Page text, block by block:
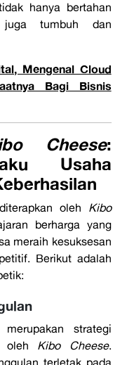
hanya bertahan
tumbuh dan
Mengenal Cloud
Bagi Bisnis
Cheese:
Usaha
oleh Kibo
berharga yang
meraih kesuksesan
Berikut adalah
strategi
oleh Kibo Cheese.
terletak pada